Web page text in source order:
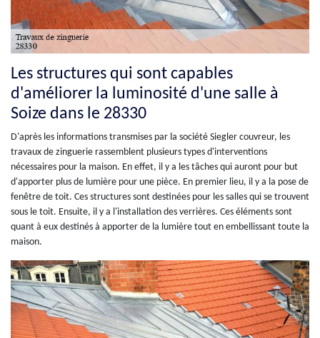
Les structures qui sont capables
d'améliorer la luminosité d'une salle à
Soize dans le 28330
D'après les informations transmises par la société Siegler couvreur, les
travaux de zinguerie rassemblent plusieurs types d'interventions
nécessaires pour la maison. En effet, il y a les tâches qui auront pour but
d'apporter plus de lumière pour une pièce. En premier lieu, il y a la pose de
fenêtre de toit. Ces structures sont destinées pour les salles qui se trouvent
sous le toit. Ensuite, il y a l'installation des verrières. Ces éléments sont
quant à eux destinés à apporter de la lumière tout en embellissant toute la
maison.